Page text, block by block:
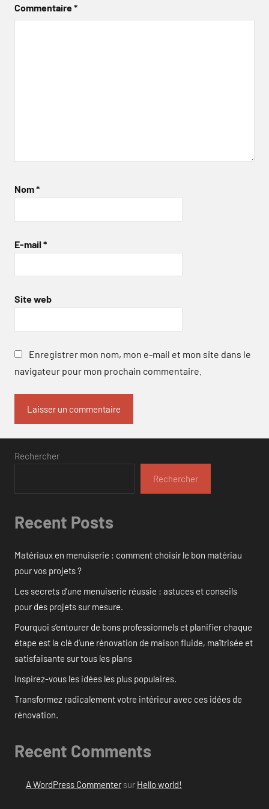
Commentaire*
Nom*
E-mail *
Site web
Enregistrer mon nom, mon e-mail et mon site dans le
navigateur pour mon prochain commentaire.
Rechercher
Rechercher
Recent Posts
Matériaux en menuiserie : comment choisir le bon matériau
pour vos projets ?
Les secrets d’une menuiserie réussie : astuces et conseils
pour des projets sur mesure.
Pourquoi s’entourer de bons professionnels et planifier chaque
étape est la clé d’une rénovation de maison fluide, maîtrisée et
satisfaisante sur tous les plans
Inspirez-vous les idées les plus populaires.
Transformez radicalement votre intérieur avec ces idées de
rénovation.
Recent Comments
A WordPress Commentersur Hello world!